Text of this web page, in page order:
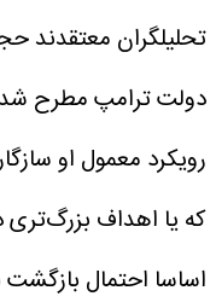
تحلیلگران معتقدند
دولت ترامپ مطرح
رویکرد معمول او
که یا اهداف
اساسا احتمال